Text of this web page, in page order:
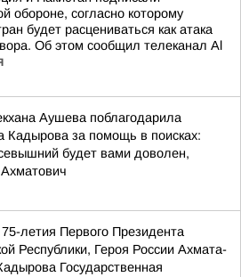
обороне, согласно которому
будет расцениваться как атака
Об этом сообщил телеканал Al
Аушева поблагодарила
Кадырова за помощь в поисках:
будет вами доволен,
летия Первого Президента
Республики, Героя России Ахмата-
Государственная